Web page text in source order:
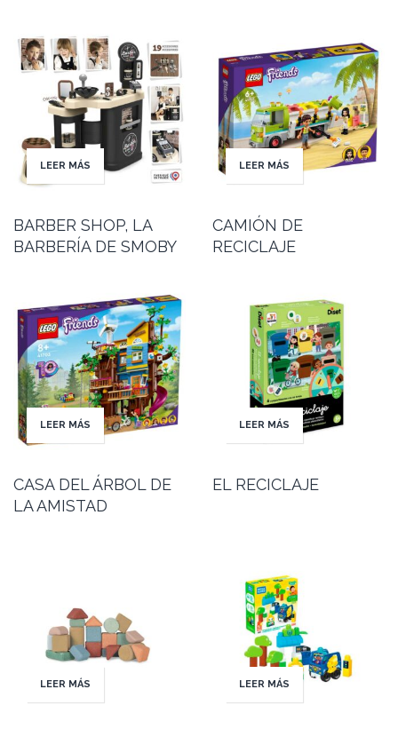
LEER MÁS
BARBER SHOP, LA
BARBERÍA DE SMOBY
LEER MÁS
CAMIÓN DE
RECICLAJE
LEER MÁS
CASA DEL ÁRBOL DE
LA AMISTAD
LEER MÁS
EL RECICLAJE
LEER MÁS LEER MÁS